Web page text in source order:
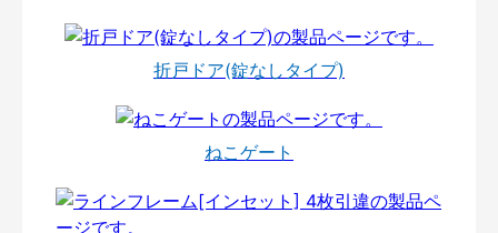
折戸ドア(錠なしタイプ)
ねこゲート